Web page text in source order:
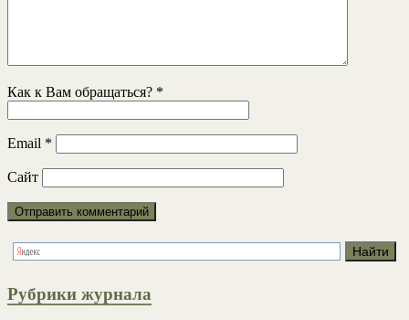
Как к Вам обращаться? *
Email *
Сайт
Рубрики журнала